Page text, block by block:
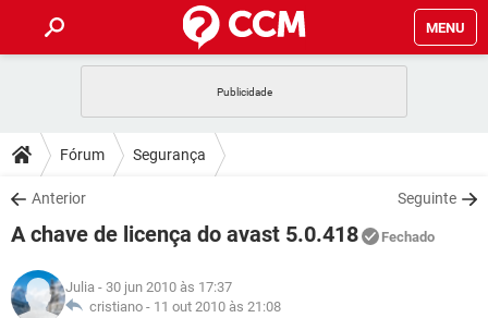
MENU
CELULAR
OUTLOOK
INSTAGRAM GMAIL
GUIA DE COMPRAS
DICAS
JOGOS
INSTAGRAM
DOWNLOADS
JOGOS WHATSAPP
CELULAR
OUTLOOK EXCEL
JOGOS
GLOSSÁRIO
Fórum Segurança
Anterior Seguinte
A chave de licença do avast 5.0.418 Fechado
Julia - 30 jun 2010 às 17:37
cristiano - 11 out 2010 às 21:08